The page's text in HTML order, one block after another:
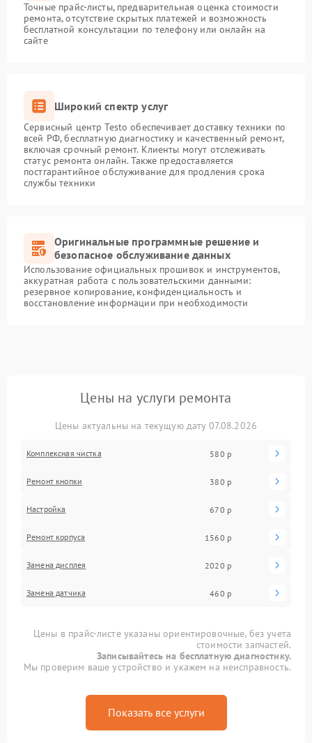
Точные прайс-листы, предварительная оценка стоимости
ремонта, отсутствие скрытых платежей и возможность
бесплатной консультации по телефону или онлайн на
сайте
Широкий спектр услуг
Сервисный центр Testo обеспечивает доставку техники по
всей РФ, бесплатную диагностику и качественный ремонт,
включая срочный ремонт. Клиенты могут отслеживать
статус ремонта онлайн. Также предоставляется
постгарантийное обслуживание для продления срока
службы техники
Оригинальные программные решение и
безопасное обслуживание данных
Использование официальных прошивок и инструментов,
аккуратная работа с пользовательскими данными:
резервное копирование, конфиденциальность и
восстановление информации при необходимости
Цены на услуги ремонта
Цены актуальны на текущую дату 07.08.2026
Комплексная чистка 580 р
Ремонт кнопки 380 р
Настройка 670 р
Ремонт корпуса 1560 р
Замена дисплея 2020 р
Замена датчика 460 р
Цены в прайс-листе указаны ориентировочные, без учета
стоимости запчастей.
Записывайтесь на бесплатную диагностику.
Мы проверим ваше устройство и укажем на неисправность.
Показать все услуги